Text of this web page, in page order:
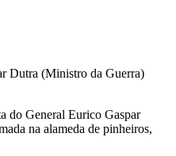
Dutra (Ministro da Guerra)
do General Eurico Gaspar
na alameda de pinheiros,